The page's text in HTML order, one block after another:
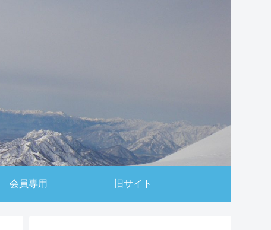
会員専用 旧サイト